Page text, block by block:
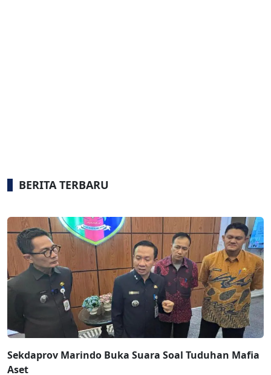
BERITA TERBARU
Sekdaprov Marindo Buka Suara Soal Tuduhan Mafia
Aset